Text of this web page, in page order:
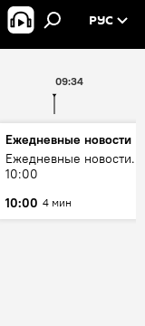
РУС
09:34
Ежедневные новости
Ежедневные новости.
10:00
10:00 4 мин